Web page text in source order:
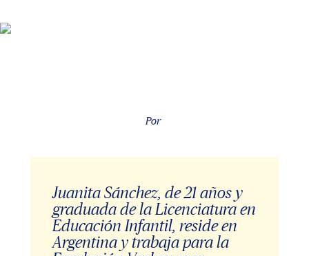
Por
Juanita Sánchez, de 21 años y
graduada de la Licenciatura en
Educación Infantil, reside en
Argentina y trabaja para la